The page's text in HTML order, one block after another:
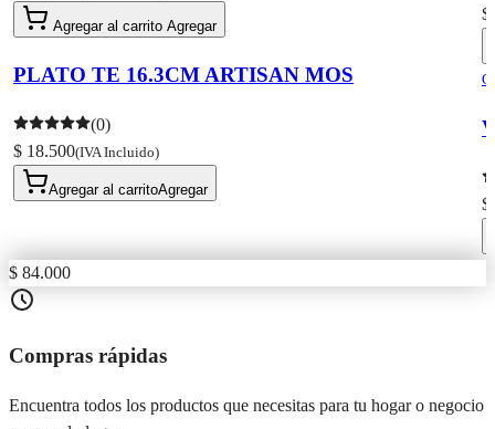
Agregar al carrito Agregar
PLATO TE 16.3CM ARTISAN MOS
(0)
$ 18.500(IVA Incluido)
Agregar al carritoAgregar
$
$
$ 84.000
Compras rápidas
Encuentra todos los productos que necesitas para tu hogar o negocio